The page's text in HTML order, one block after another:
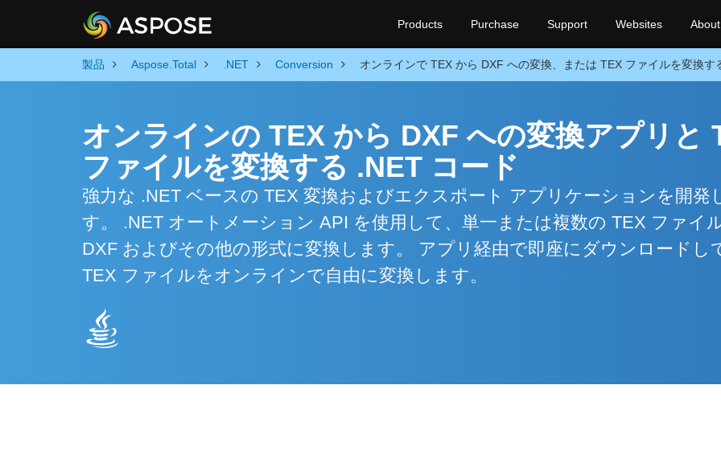
Products Purchase Support Websites About
製品 Aspose.Total .NET Conversion オンラインで TEX から DXF への変換、または TEX ファイルを変換
オンラインの TEX から DXF への変換アプリと
ファイルを変換する .NET コード
強力な .NET ベースの TEX 変換およびエクスポート アプリケーションを開発
す。 .NET オートメーション API を使用して、単一または複数の TEX ファイ
DXF およびその他の形式に変換します。 アプリ経由で即座にダウンロードし
TEX ファイルをオンラインで自由に変換します。